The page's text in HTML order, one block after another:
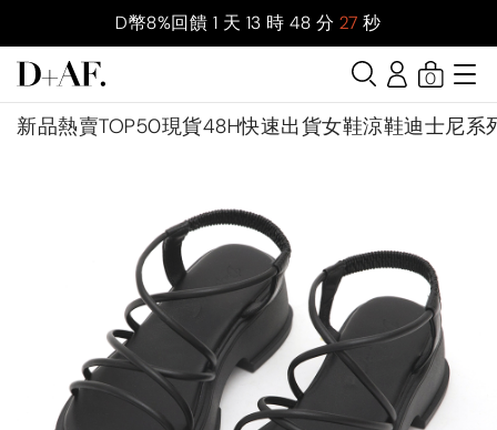
D幣8%回饋 1 天 13 時 48 分 26 秒
新品熱賣TOP50現貨48H快速出貨女鞋涼鞋迪士尼系
0